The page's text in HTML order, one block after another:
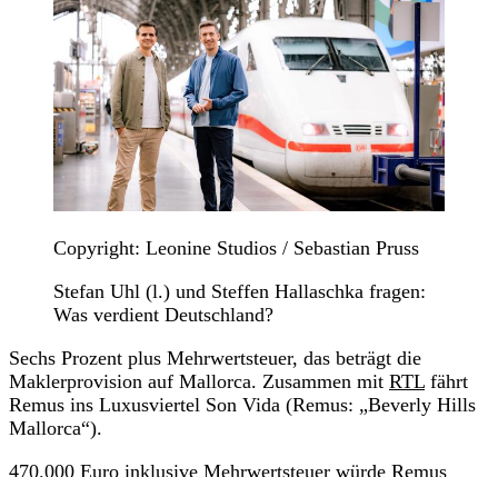
Copyright: Leonine Studios / Sebastian Pruss
Stefan Uhl (l.) und Steffen Hallaschka fragen:
Was verdient Deutschland?
Sechs Prozent plus Mehrwertsteuer, das beträgt die
Maklerprovision auf Mallorca. Zusammen mit RTL fährt
Remus ins Luxusviertel Son Vida (Remus: „Beverly Hills
Mallorca“).
470.000 Euro inklusive Mehrwertsteuer würde Remus